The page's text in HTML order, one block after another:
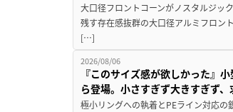
大口径フロントコーンがノスタルジッ
残す存在感抜群の大口径アルミフロン
[…]
2026/08/06
『このサイズ感が欲しかった』
ら登場。小さすぎず大きすぎず、
極小リングへの執着とPEライン対応